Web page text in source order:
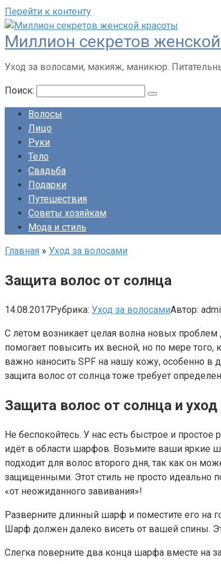
Перейти к контенту
Миллион секретов
Уход за волосами, макияж, маникюр.
Поиск:
Волосы
Лицо
Руки
Тело
Свадьба
Подарки
Путешествия
Советы хозяйкам
Мода и стиль
Главная » Уход за волосами
Защита волос от солнца
14.08.2017Рубрика: Уход за волосамиАвтор:
С летом возникает целая волна новых проблем
помогает повысить их весной, но по мере
важно наносить SPF на нашу кожу, особенно в
защита волос от солнца тоже требует
Защита волос от солнца и
Не беспокойтесь. У нас есть быстрое и
идёт в области шарфов. Возьмите ваши яркие
подходит для волос второго дня, так как он
защищенными. Этот стиль не просто идеально
«от неожиданного завивания»!
Разверните длинный шарф и поместите его на
Шарф должен далеко висеть от вашей спины.
Слегка поверните два конца шарфа вместе на